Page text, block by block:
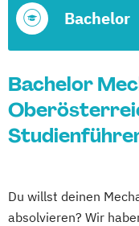
Bachelor
Bachelor
Du willst deinen
absolvieren? Wir